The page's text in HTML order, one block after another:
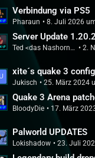
Verbindung via PS5
Pharaun 8. Juli 2026
Server Update 1.20.2
Ted <das Nashorn> Logan 2.
xite´s quake 3 config
Jukisch 25. März 2024
Quake 3 Arena
BloodyDie 17. März
Palworld UPDATES
Lokishadow 23. Juli